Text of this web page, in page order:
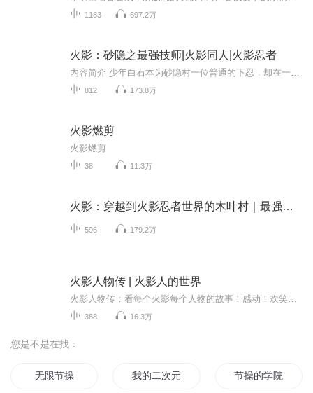
1183 697.2万
火影：砂隐之最强技师|火影同人|火影忍者
812 173.8万
火影燃剪
火影燃剪
38 11.3万
火影：穿越到火影忍者世界的木叶村｜最强火影诞生
596 179.2万
火影人物传 | 火影人的世界
388 16.3万
您是不是在找：
无限节操 我的二次元的无节操生活节操的学院都市